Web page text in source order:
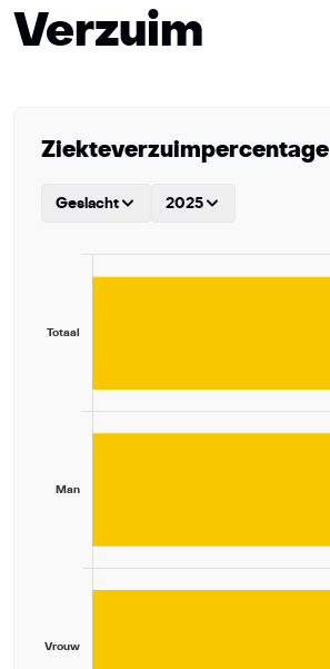
Verzuim
Ziekteverzuimpercentage
Geslacht 2025